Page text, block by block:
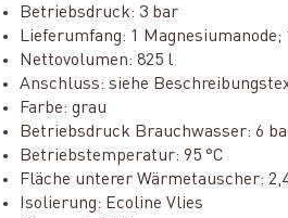
Betriebsdruck: 3 bar
Lieferumfang: 1
Nettovolumen: 825 l
Anschluss: siehe
Farbe: grau
Betriebsdruck Brauchwasser: 6
Betriebstemperatur: 95 °C
Fläche unterer Wärmetauscher:
Isolierung: Ecoline Vlies